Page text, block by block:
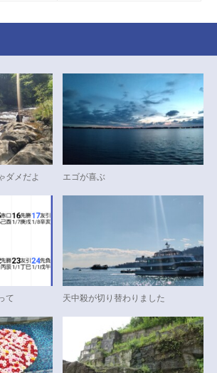
ダメだよ エゴが喜ぶ
て 天中殺が切り替わりました